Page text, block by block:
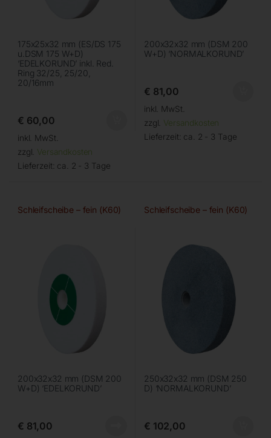
175x25x32 mm (ES/DS 175
u.DSM 175 W+D)
‘EDELKORUND’ inkl. Red.
Ring 32/25, 25/20,
20/16mm
€ 60,00
inkl. MwSt.
zzgl. Versandkosten
Lieferzeit: ca. 2 - 3 Tage
200x32x32 mm (DSM 200
W+D) ‘NORMALKORUND’
€ 81,00
inkl. MwSt.
zzgl. Versandkosten
Lieferzeit: ca. 2 - 3 Tage
Schleifscheibe – fein (K60)
200x32x32 mm (DSM 200
W+D) ‘EDELKORUND’
€ 81,00
Schleifscheibe – fein (K60)
250x32x32 mm (DSM 250
D) ‘NORMALKORUND’
€ 102,00